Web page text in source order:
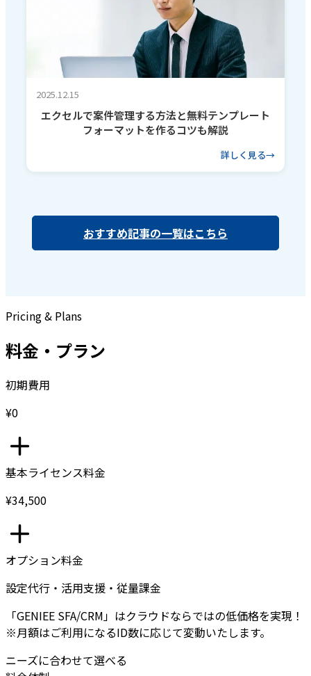
2025.12.15
エクセルで案件管理する方法と無料テンプレート
フォーマットを作るコツも解説
詳しく見る
おすすめ記事の一覧はこちら
Pricing & Plans
料金・プラン
初期費用
¥0
基本ライセンス料金
¥34,500
オプション料金
設定代行・活用支援・従量課金
「GENIEE SFA/CRM」はクラウドならではの低価格を実現！
※月額はご利用になるID数に応じて変動いたします。
ニーズに合わせて選べる